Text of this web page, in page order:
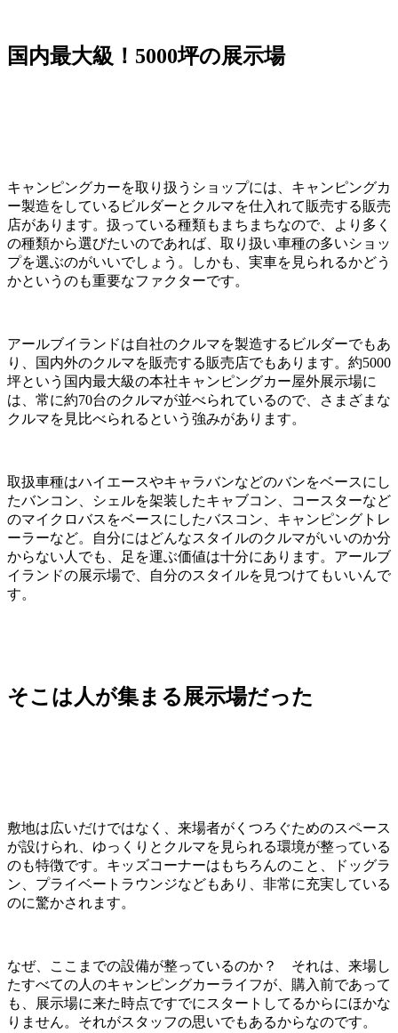
国内最大級！5000坪の展示場
キャンピングカーを取り扱うショップには、キャンピングカ
ー製造をしているビルダーとクルマを仕入れて販売する販売
店があります。扱っている種類もまちまちなので、より多く
の種類から選びたいのであれば、取り扱い車種の多いショッ
プを選ぶのがいいでしょう。しかも、実車を見られるかどう
かというのも重要なファクターです。
アールブイランドは自社のクルマを製造するビルダーでもあ
り、国内外のクルマを販売する販売店でもあります。約5000
坪という国内最大級の本社キャンピングカー屋外展示場に
は、常に約70台のクルマが並べられているので、さまざまな
クルマを見比べられるという強みがあります。
取扱車種はハイエースやキャラバンなどのバンをベースにし
たバンコン、シェルを架装したキャブコン、コースターなど
のマイクロバスをベースにしたバスコン、キャンピングトレ
ーラーなど。自分にはどんなスタイルのクルマがいいのか分
からない人でも、足を運ぶ価値は十分にあります。アールブ
イランドの展示場で、自分のスタイルを見つけてもいいんで
す。
そこは人が集まる展示場だった
敷地は広いだけではなく、来場者がくつろぐためのスペース
が設けられ、ゆっくりとクルマを見られる環境が整っている
のも特徴です。キッズコーナーはもちろんのこと、ドッグラ
ン、プライベートラウンジなどもあり、非常に充実している
のに驚かされます。
なぜ、ここまでの設備が整っているのか？ それは、来場し
たすべての人のキャンピングカーライフが、購入前であって
も、展示場に来た時点ですでにスタートしてるからにほかな
りません。それがスタッフの思いでもあるからなのです。